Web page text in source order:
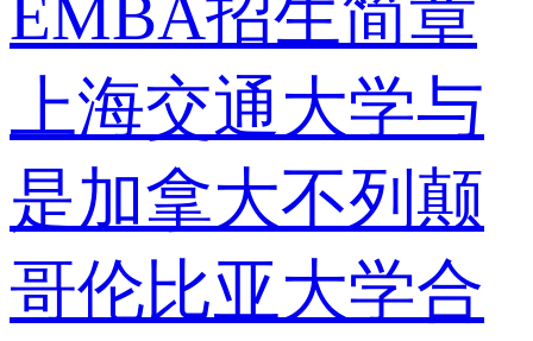
EMBA招生简章
上海交通大学与
是加拿大不列颠
哥伦比亚大学合